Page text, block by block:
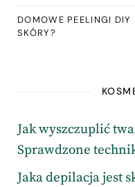
DOMOWE PEELINGI
SKÓRY?
Jak wyszczuplić
Sprawdzone
Jaka depilacja jest